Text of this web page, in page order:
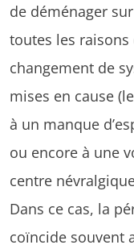
de déménager
toutes les
changement de
mises en cause
à un manque
ou encore à une
centre
Dans ce cas, la
coïncide souvent